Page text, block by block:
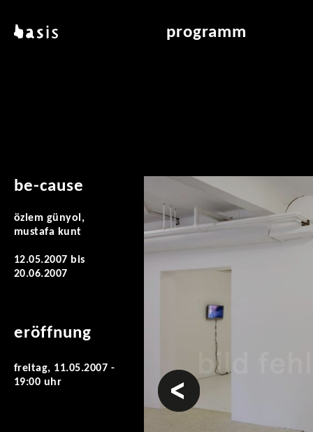
basis programm
be-cause
özlem günyol,
mustafa kunt
12.05.2007 bis
20.06.2007
eröffnung
freitag, 11.05.2007 -
19:00 uhr
vorheriges